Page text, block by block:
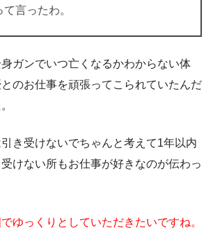
言ったわ。
ガンでいつ亡くなるかわからない体
のお仕事を頑張ってこられていたんだ
き受けないでちゃんと考えて1年以内
けない所もお仕事が好きなのが伝わっ
ゆっくりとしていただきたいですね。